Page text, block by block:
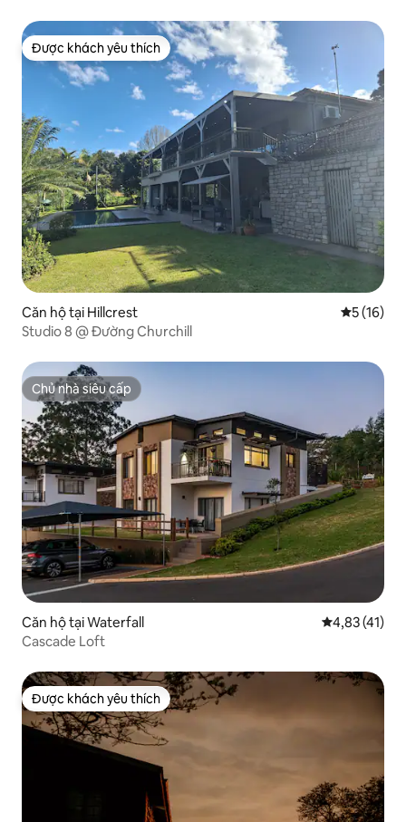
Được khách yêu thích
Được khách yêu thích
Căn hộ tại Hillcrest Xếp hạng
5 (16)
Studio 8 @ Đường Churchill
Chủ nhà siêu cấp
Chủ nhà siêu cấp
Căn hộ tại Waterfall Xếp hạng
4,83 (41)
Cascade Loft
Được khách yêu thích
Được khách yêu thích